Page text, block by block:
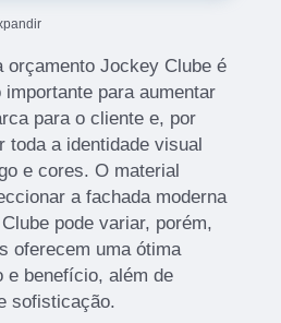
orçamento Jockey Clube é
para aumentar
para o cliente e, por
toda a identidade visual
e cores. O material
a fachada moderna
pode variar, porém,
oferecem uma ótima
e benefício, além de
sofisticação.